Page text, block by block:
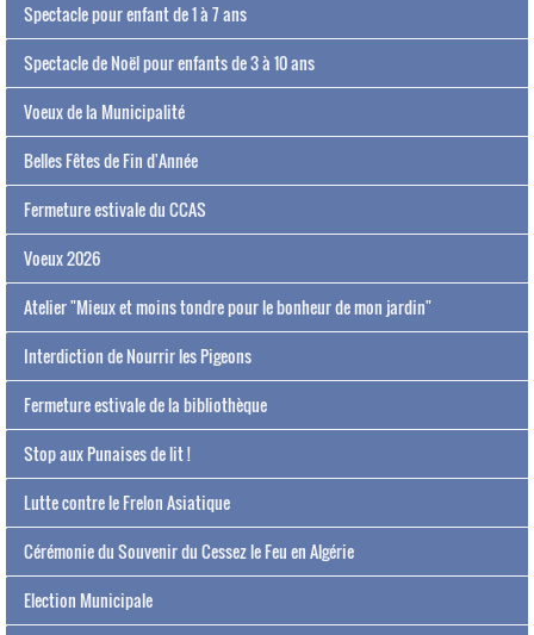
Spectacle pour enfant de 1 à 7 ans
Spectacle de Noël pour enfants de 3 à 10 ans
Voeux de la Municipalité
Belles Fêtes de Fin d'Année
Fermeture estivale du CCAS
Voeux 2026
Atelier "Mieux et moins tondre pour le bonheur de mon jardin"
Interdiction de Nourrir les Pigeons
Fermeture estivale de la bibliothèque
Stop aux Punaises de lit !
Lutte contre le Frelon Asiatique
Cérémonie du Souvenir du Cessez le Feu en Algérie
Election Municipale